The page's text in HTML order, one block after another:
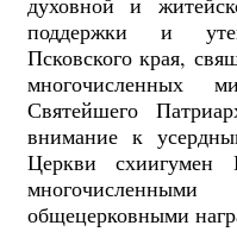
поддержки и
Псковского края,
многочисленных
Святейшего
внимание к
Церкви схиигумен
общецерковными